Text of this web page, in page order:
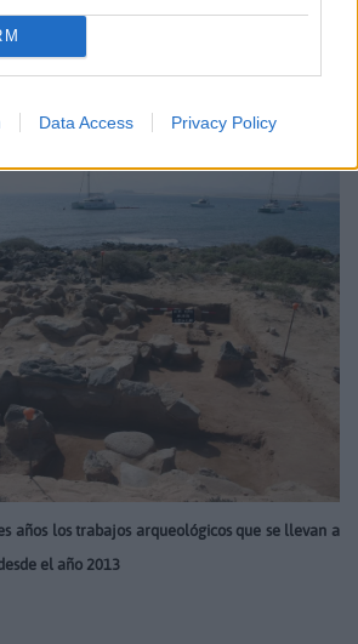
Data Access Privacy Policy
excavaciones en Lobos
años los trabajos arqueológicos que se llevan a
el año 2013